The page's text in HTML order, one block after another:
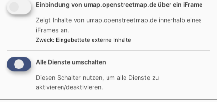
GOTTESDIENSTE & TERMINE
Einbindung von umap.openstreetmap.de über ein iFrame
Zeigt Inhalte von umap.openstreetmap.de innerhalb eines
iFrames an.
Zweck: Eingebettete externe Inhalte
Alle Dienste umschalten
Diesen Schalter nutzen, um alle Dienste zu
aktivieren/deaktivieren.